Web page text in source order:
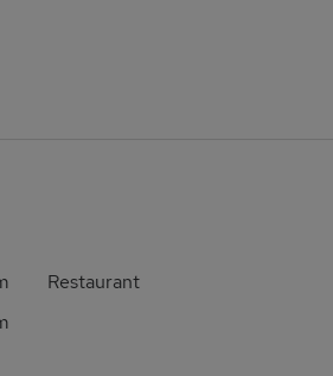
Restaurant